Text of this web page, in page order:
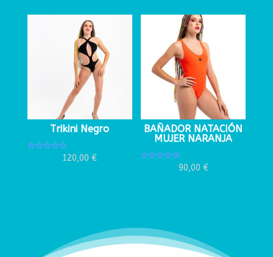
Trikini Negro
120,00 €
BAÑADOR NATACIÓN
MUJER NARANJA
90,00 €